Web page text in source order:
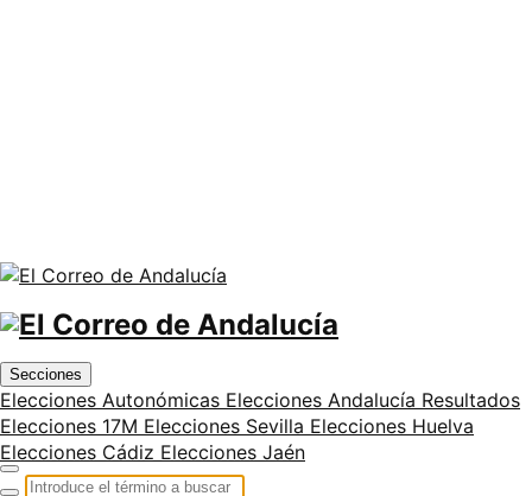
Secciones
Elecciones Autonómicas Elecciones Andalucía Resultados
Elecciones 17M Elecciones Sevilla Elecciones Huelva
Elecciones Cádiz Elecciones Jaén